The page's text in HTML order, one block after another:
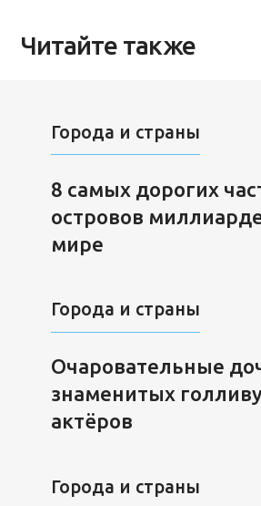
Читайте также
Города и страны
8 самых дорогих
островов
мире
Города и страны
Очаровательные
знаменитых
актёров
Города и страны